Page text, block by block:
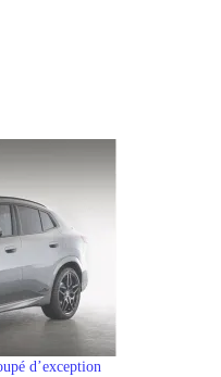
d’exception